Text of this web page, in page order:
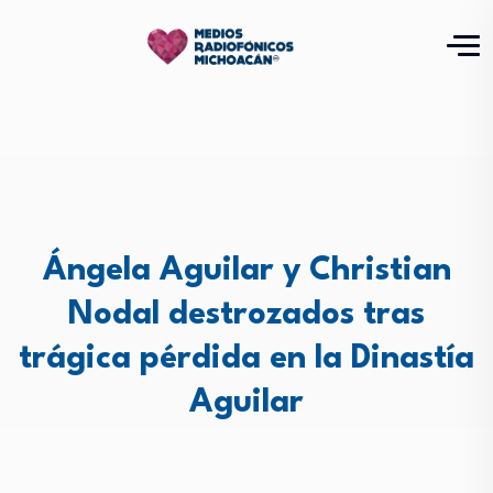
Ángela Aguilar y Christian
Nodal destrozados tras
trágica pérdida en la Dinastía
Aguilar